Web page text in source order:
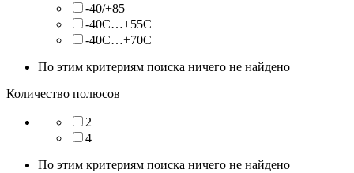
-40/+85
-40C…+55C
-40С…+70С
По этим критериям поиска ничего не найдено
Количество полюсов
2
4
По этим критериям поиска ничего не найдено